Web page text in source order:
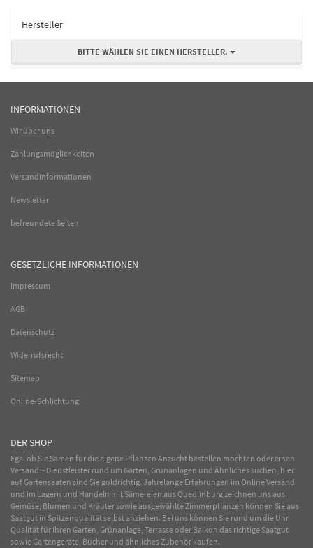
Hersteller
BITTE WÄHLEN SIE EINEN HERSTELLER.
INFORMATIONEN
Wir über uns
Zahlungsmöglichkeiten
Versandinformationen
Newsletter
befreundete Seiten
GESETZLICHE INFORMATIONEN
Impressum
AGB
Datenschutz
Widerrufsrecht
Sitemap
Online-Schlichtung
DER SHOP
Egal ob Sie Samen für die eigene Pflanzen Anzucht bestellen möchten oder einen
Versand - Dienstleister rund um Garten, Grünanlagen und Ähnliches suchen, hier
auf Gartensaaten sind Sie goldrichtig. Jahrelange Erfahrungen im OnlineVersand
und im Lagern und Handeln mit Sämereien aus Quedlinburg zeichnen uns aus.
Gemüse, Blumen und Kräuter sowie ausgewählteZimmerpflanzen können Sie aus
Saatgut in Spitzenqualität selbst anziehen. Bei uns können Sie rund um die Uhr
Qualität für Ihren Garten, Grünanlage, Terrasse oder Balkon das richtige Saatgut
sowie Gartengeräte, Bücher und ähnliches Zubehör kaufen.